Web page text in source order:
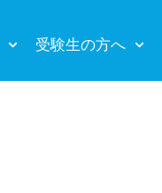
受験生の方へ